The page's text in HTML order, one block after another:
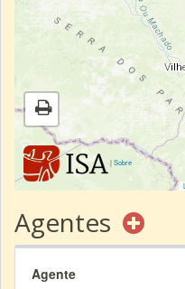
|Sobre
Agentes
Agente